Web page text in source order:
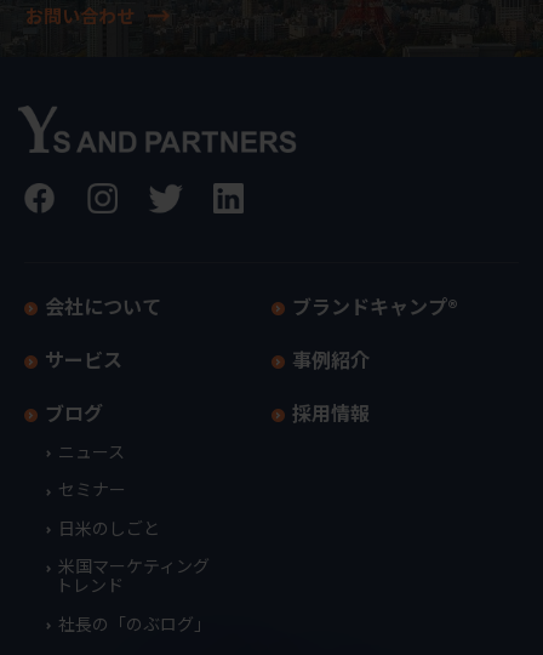
お問い合わせ
会社について
サービス
ブログ
ニュース
セミナー
日米のしごと
米国マーケティング
トレンド
社長の「のぶログ」
ブランドキャンプ®
事例紹介
採用情報